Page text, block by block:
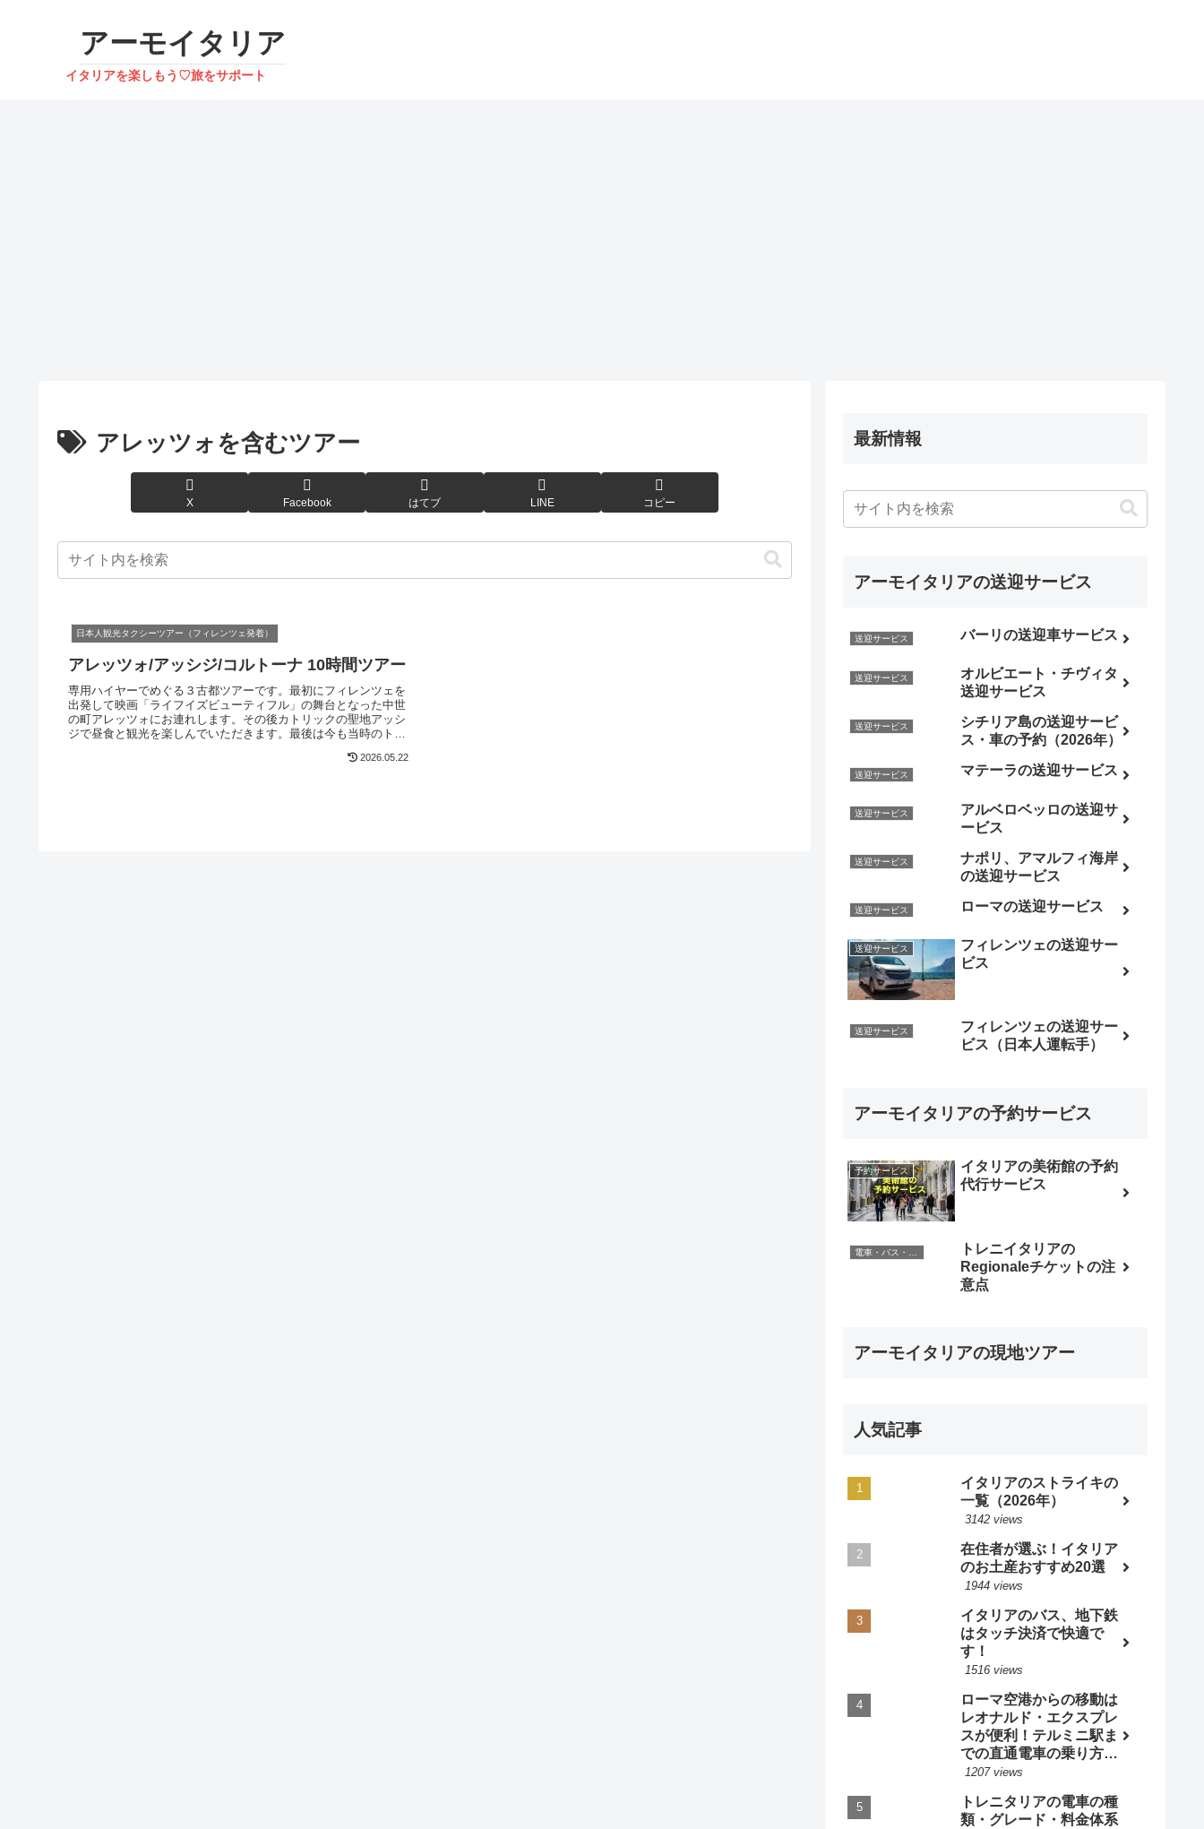
アーモイタリア
イタリアを楽しもう♡旅をサポート
アレッツォを含むツアー
X Facebook はてブ LINE コピー
日本人観光タクシーツアー（フィレンツェ発着）
アレッツォ/アッシジ/コルトーナ 10時間ツアー
専用ハイヤーでめぐる３古都ツアーです。最初にフィレンツェを
出発して映画「ライフイズビューティフル」の舞台となった中世
の町アレッツォにお連れします。その後カトリックの聖地アッシ
ジで昼食と観光を楽しんでいただきます。最後は今も当時のトス
コルトーナを観光してください。イタリアの古い町並みは写真映
2026.05.22
最新情報
アーモイタリアの送迎サービス
送迎サービス バーリの送迎車サービス
送迎サービス
オルビエート・チヴィタ
送迎サービス
送迎サービス
シチリア島の送迎サービ
ス・車の予約（2026年）
送迎サービス マテーラの送迎サービス
送迎サービス
アルベロベッロの送迎サ
ービス
送迎サービス
ナポリ、アマルフィ海岸
の送迎サービス
送迎サービス ローマの送迎サービス
送迎サービス
フィレンツェの送迎サー
ビス
送迎サービス
フィレンツェの送迎サー
ビス（日本人運転手）
アーモイタリアの予約サービス
予約サービス
イタリアの美術館の予約
代行サービス
トレニイタリアの
Regionaleチケットの注
意点
アーモイタリアの現地ツアー
人気記事
イタリアのストライキの
一覧（2026年）
3142 views
在住者が選ぶ！イタリア
のお土産おすすめ20選
1944 views
イタリアのバス、地下鉄
はタッチ決済で快適で
す！
1516 views
ローマ空港からの移動は
レオナルド・エクスプレ
スが便利！テルミニ駅ま
での直通電車の乗り方・
料金・時刻表 by 現地ガ
1207 views
トレニタリアの電車の種
類・グレード・料金体系